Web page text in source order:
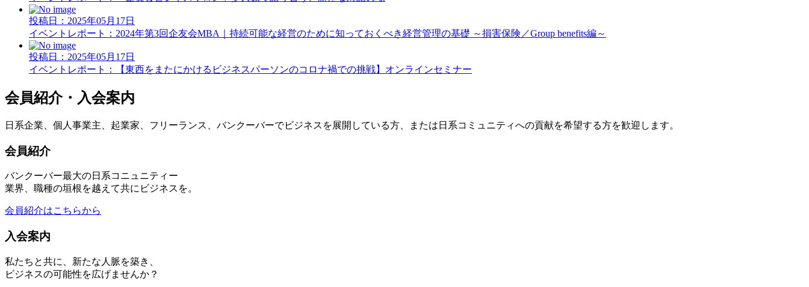
投稿日：2025年05月17日
イベントレポート：2024年第3回企友会MBA｜持続可能な経営のために知っておくべき経営管理の基礎 ～損害保険／Group benefits編～
投稿日：2025年05月17日
イベントレポート：【東西をまたにかけるビジネスパーソンのコロナ禍での挑戦】オンラインセミナー
会員紹介・入会案内
日系企業、個人事業主、起業家、フリーランス、バンクーバーでビジネスを展開している方、または日系コミュニティへの貢献を希望する方を歓迎します。
会員紹介
バンクーバー最大の日系コニュニティー
業界、職種の垣根を越えて共にビジネスを。
会員紹介はこちらから
入会案内
私たちと共に、新たな人脈を築き、
ビジネスの可能性を広げませんか？